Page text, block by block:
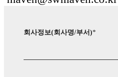
회사정보(회사명/부서)*